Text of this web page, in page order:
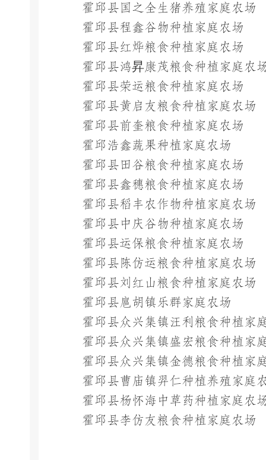
霍邱县国之全生猪养殖家庭农场
霍邱县程鑫谷物种植家庭农场
霍邱县红烨粮食种植家庭农场
霍邱县鸿昇康茂粮食种植家庭农
霍邱县荣运粮食种植家庭农场
霍邱县黄启友粮食种植家庭农场
霍邱县前奎粮食种植家庭农场
霍邱浩鑫蔬果种植家庭农场
霍邱县田谷粮食种植家庭农场
霍邱县鑫穗粮食种植家庭农场
霍邱县稻丰农作物种植家庭农场
霍邱县中庆谷物种植家庭农场
霍邱县运保粮食种植家庭农场
霍邱县陈仿运粮食种植家庭农场
霍邱县刘红山粮食种植家庭农场
霍邱县扈胡镇乐群家庭农场
霍邱县众兴集镇汪利粮食种植家
霍邱县众兴集镇盛宏粮食种植家
霍邱县众兴集镇金德粮食种植家
霍邱县曹庙镇羿仁种植养殖家庭
霍邱县杨怀海中草药种植家庭农
霍邱县李仿友粮食种植家庭农场